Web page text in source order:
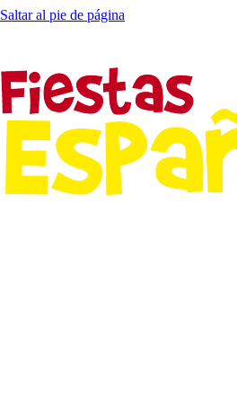
Saltar al pie de página